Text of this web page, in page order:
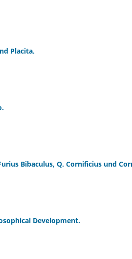
Placita.
Bibaculus, Q. Cornificius und
Development.